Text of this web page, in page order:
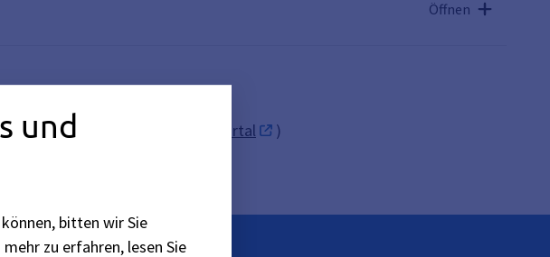
Öffnen
für Digitales (siehe BayernPortal )
und
bitten wir Sie
mehr zu erfahren, lesen Sie